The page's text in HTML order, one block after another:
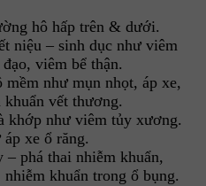
hô hấp trên & dưới.
niệu – sinh dục như viêm
viêm bể thận.
mềm như mụn nhọt, áp xe,
vết thương.
khớp như viêm tủy xương.
xe ổ răng.
– phá thai nhiễm khuẩn,
khuẩn trong ổ bụng.